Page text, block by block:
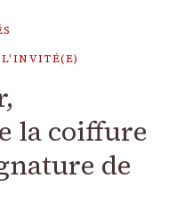
L'INVITÉ(E)
la coiffure
de